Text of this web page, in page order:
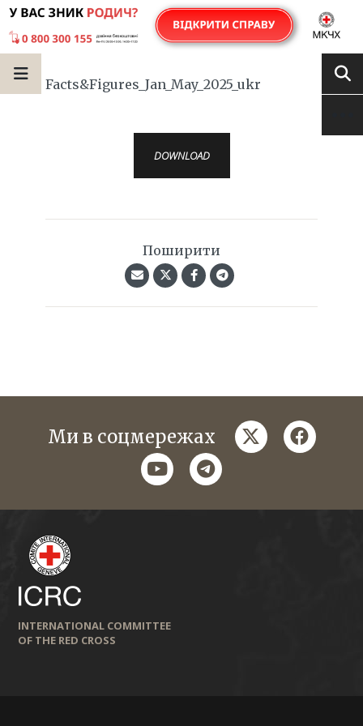
Facts&Figures_Jan_May_2025_ukr
DOWNLOAD
Поширити
Ми в соцмережах twitter
youtubetelegram
INTERNATIONAL COMMITTEE
OF THE RED CROSS